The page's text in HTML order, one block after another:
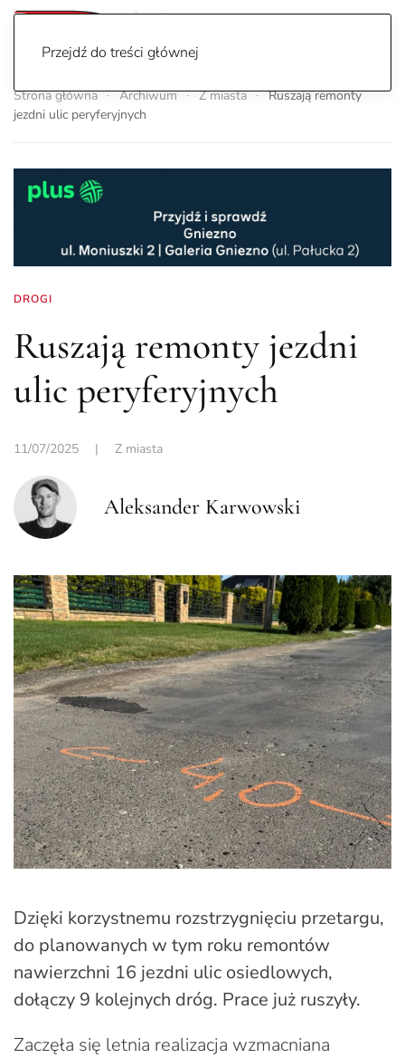
Przejdź do treści głównej
Strona główna Archiwum Z miasta
Ruszają remonty
jezdni ulic peryferyjnych
DROGI
Ruszają remonty jezdni
ulic peryferyjnych
11/07/2025 | Z miasta
Aleksander Karwowski
Dzięki korzystnemu rozstrzygnięciu przetargu,
do planowanych w tym roku remontów
nawierzchni 16 jezdni ulic osiedlowych,
dołączy 9 kolejnych dróg. Prace już ruszyły.
Zaczęła się letnia realizacja wzmacniana